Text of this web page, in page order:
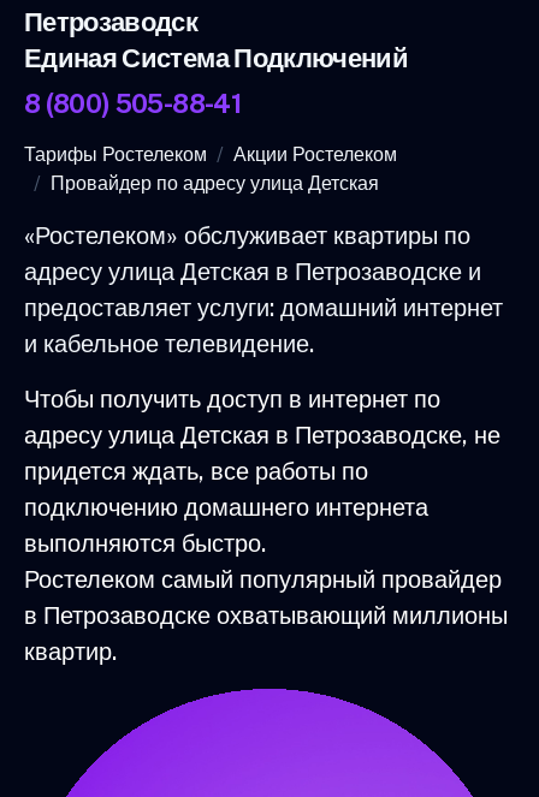
Петрозаводск
Единая Система Подключений
8 (800) 505-88-41
Тарифы Ростелеком
Акции Ростелеком
Провайдер по адресу улица Детская
«Ростелеком» обслуживает квартиры по
адресу улица Детская в Петрозаводске и
предоставляет услуги: домашний интернет
и кабельное телевидение.
Чтобы получить доступ в интернет по
адресу улица Детская в Петрозаводске, не
придется ждать, все работы по
подключению домашнего интернета
выполняются быстро.
Ростелеком самый популярный провайдер
в Петрозаводске охватывающий миллионы
квартир.